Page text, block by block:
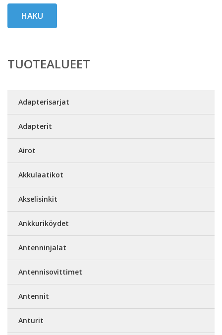
HAKU
TUOTEALUEET
Adapterisarjat
Adapterit
Airot
Akkulaatikot
Akselisinkit
Ankkuriköydet
Antenninjalat
Antennisovittimet
Antennit
Anturit